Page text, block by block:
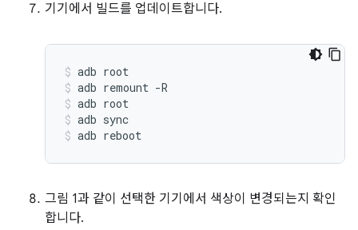
기기에서 빌드를 업데이트합니다.
adb root
adb remount -R
adb root
adb sync
adb reboot
그림 1과 같이 선택한 기기에서 색상이 변경되는지 확인
합니다.